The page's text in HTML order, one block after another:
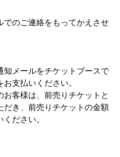
でのご連絡をもってかえさせ
知メールをチケットブースで
支払いください。
お客様は、前売りチケットと
だき、前売りチケットの金額
ださい。